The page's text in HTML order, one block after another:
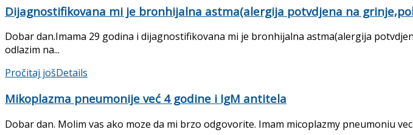
Dijagnostifikovana mi je bronhijalna astma(alergija potvdjena na
Dobar dan.Imama 29 godina i dijagnostifikovana mi je bronhijalna astma(alergija
odlazim na...
Pročitaj jošDetails
Mikoplazma pneumonije već 4 godine i IgM antitela
Dobar dan. Molim vas ako moze da mi brzo odgovorite. Imam micoplazmy pneumoniu